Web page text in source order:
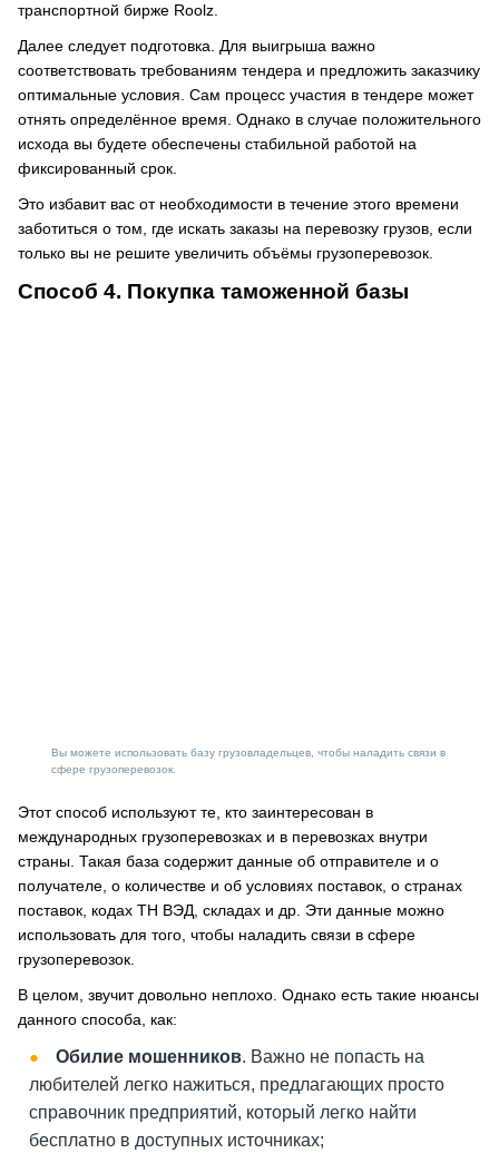
транспортной бирже Roolz.
Далее следует подготовка. Для выигрыша важно
соответствовать требованиям тендера и предложить заказчику
оптимальные условия. Сам процесс участия в тендере может
отнять определённое время. Однако в случае положительного
исхода вы будете обеспечены стабильной работой на
фиксированный срок.
Это избавит вас от необходимости в течение этого времени
заботиться о том, где искать заказы на перевозку грузов, если
только вы не решите увеличить объёмы грузоперевозок.
Способ 4. Покупка таможенной базы
Вы можете использовать базу грузовладельцев, чтобы наладить связи в
сфере грузоперевозок.
Этот способ используют те, кто заинтересован в
международных грузоперевозках и в перевозках внутри
страны. Такая база содержит данные об отправителе и о
получателе, о количестве и об условиях поставок, о странах
поставок, кодах ТН ВЭД, складах и др. Эти данные можно
использовать для того, чтобы наладить связи в сфере
грузоперевозок.
В целом, звучит довольно неплохо. Однако есть такие нюансы
данного способа, как:
Обилие мошенников. Важно не попасть на
любителей легко нажиться, предлагающих просто
справочник предприятий, который легко найти
бесплатно в доступных источниках;